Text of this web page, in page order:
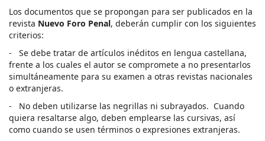
Los documentos que se propongan para ser publicados en la
revista Nuevo Foro Penal, deberán cumplir con los siguientes
criterios:
- Se debe tratar de artículos inéditos en lengua castellana,
frente a los cuales el autor se compromete a no presentarlos
simultáneamente para su examen a otras revistas nacionales
o extranjeras.
- No deben utilizarse las negrillas ni subrayados. Cuando
quiera resaltarse algo, deben emplearse las cursivas, así
como cuando se usen términos o expresiones extranjeras.